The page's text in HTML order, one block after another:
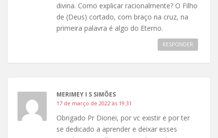
divina. Como explicar racionalmente? O Filho
de (Deus) cortado, com braço na cruz, na
primeira palavra é algo do Eterno.
RESPONDER
MERIMEY I S SIMÕES
17 de março de 2022 às 19:31
Obrigado Pr Dionei, por vc existir e por ter
se dedicado a aprender e deixar esses